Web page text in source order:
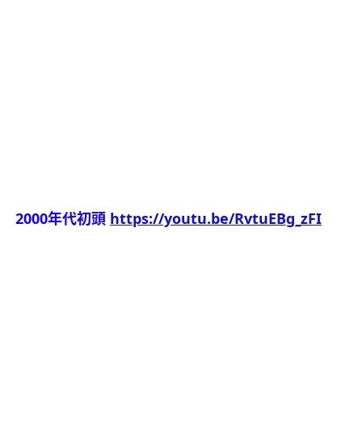
2000年代初頭 https://youtu.be/RvtuEBg_zFI